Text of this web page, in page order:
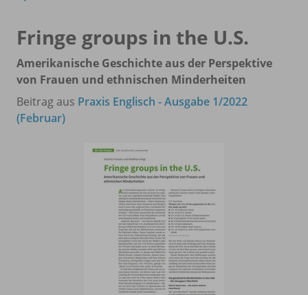
Fringe groups in the U.S.
Amerikanische Geschichte aus der Perspektive
von Frauen und ethnischen Minderheiten
Beitrag aus Praxis Englisch - Ausgabe 1/2022
(Februar)